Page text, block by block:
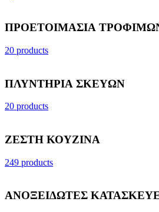
ΠΡΟΕΤΟΙΜΑΣΙΑ
20 products
ΠΛΥΝΤΗΡΙΑ ΣΚΕΥΩΝ
20 products
ΖΕΣΤΗ ΚΟΥΖΙΝΑ
249 products
ΑΝΟΞΕΙΔΩΤΕΣ